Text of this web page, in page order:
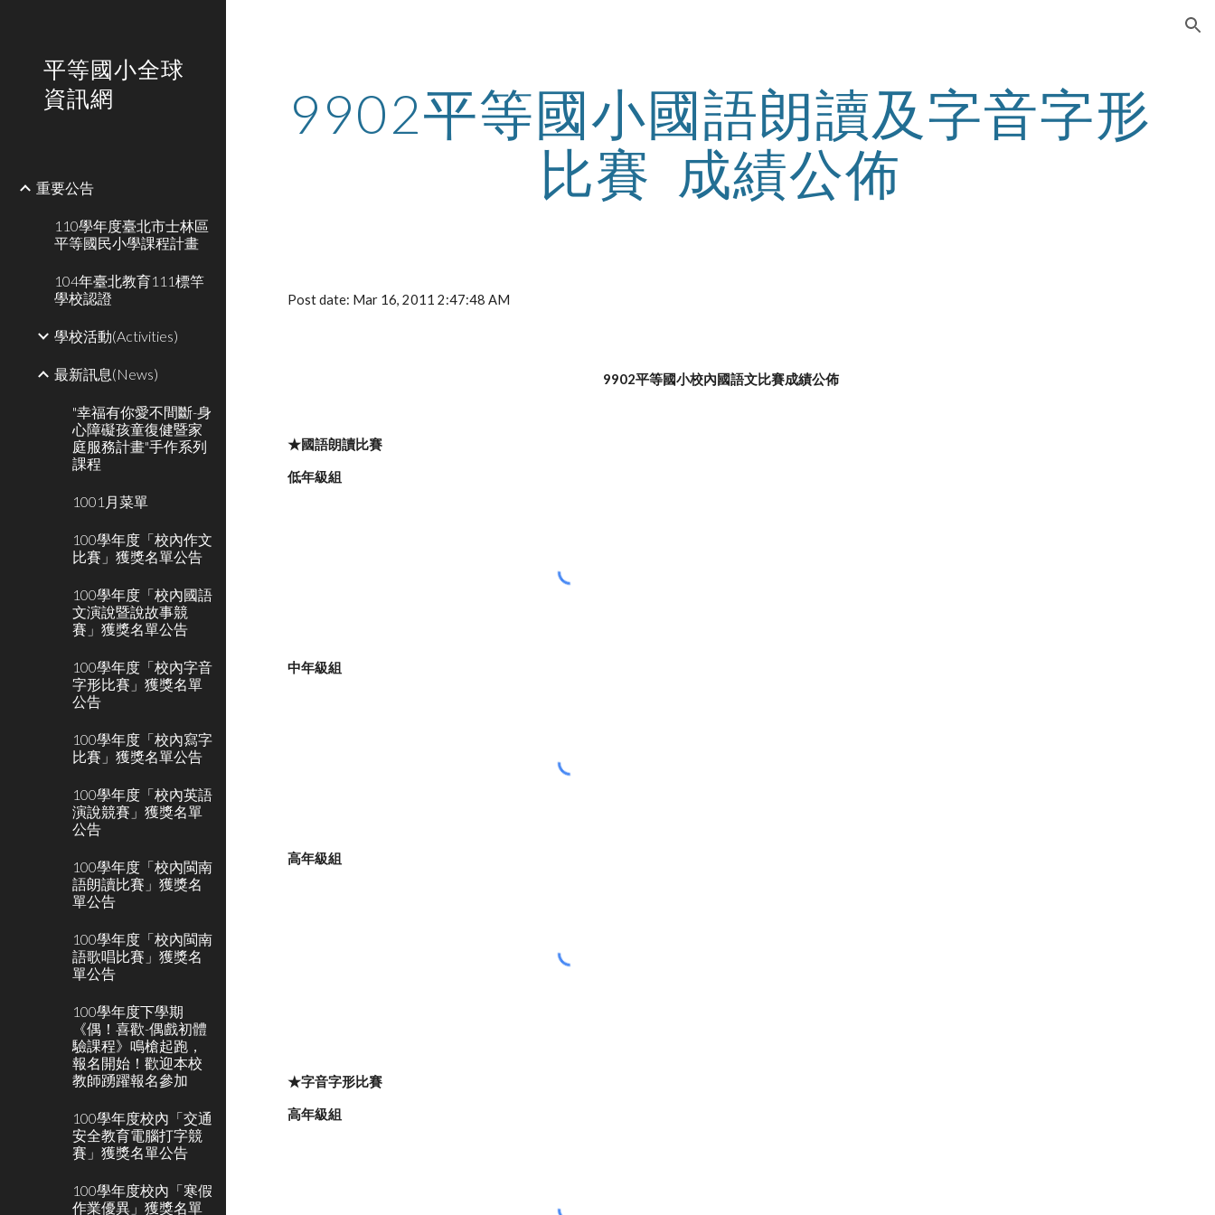
平等國小全球
資訊網
重要公告
110學年度臺北市士林區
平等國民小學課程計畫
104年臺北教育111標竿
學校認證
學校活動(Activities)
最新訊息(News)
"幸福有你愛不間斷-身
心障礙孩童復健暨家
庭服務計畫"手作系列
課程
1001月菜單
100學年度「校內作文
比賽」獲獎名單公告
100學年度「校內國語
文演說暨說故事競
賽」獲獎名單公告
100學年度「校內字音
字形比賽」獲獎名單
公告
100學年度「校內寫字
比賽」獲獎名單公告
100學年度「校內英語
演說競賽」獲獎名單
公告
100學年度「校內閩南
語朗讀比賽」獲獎名
單公告
100學年度「校內閩南
語歌唱比賽」獲獎名
單公告
100學年度下學期
《偶！喜歡-偶戲初體
驗課程》鳴槍起跑，
報名開始！歡迎本校
教師踴躍報名參加
100學年度校內「交通
安全教育電腦打字競
賽」獲獎名單公告
100學年度校內「寒假
作業優異」獲獎名單
9902平等國小國語朗讀及字音字形
比賽  成績公佈
Post date: Mar 16, 2011 2:47:48 AM
9902平等國小校內國語文比賽成績公佈
★國語朗讀比賽
低年級組
中年級組
高年級組
★字音字形比賽
高年級組